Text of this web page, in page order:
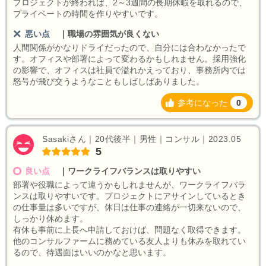
プロジェクトが終われば、2～3週間の長期休暇を取れるので、
プライベートの時間を作りやすいです。
悪い点
職場の雰囲気が良くない
人間関係がかなりドライだったので、自分には合わなかったで
す。オフィスや部署によって変わるかもしれません。採用強化
の影響で、オフィスは社員で溢れかえっており、事務所内では
怒号が飛び交うようなこともしばしばありました。
参考になった 0
Sasakiさん｜20代後半｜男性｜コンサル｜2023.05
5
良い点
ワークライフバランスは取りやすい
部署や役職によって違うかもしれませんが、ワークライフバラ
ンスは取りやすいです。プロジェクトにアサインしているとき
の仕事量は多いですが、休日は仕事の連絡が一切来ないので、
しっかり休めます。
有休も事前に上長へ申請しておけば、問題なく取得できます。
他のコンサルファームに務めている友人よりも休みを取れてい
るので、待遇面はいいのかなと思います。